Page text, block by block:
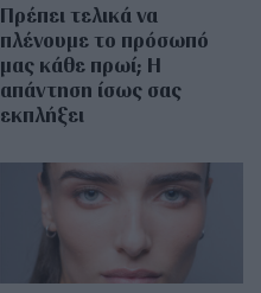
Πρέπει τελικά να
πλένουμε το πρόσωπό
μας κάθε πρωί; Η
απάντηση ίσως σας
εκπλήξει